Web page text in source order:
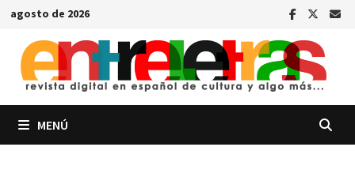
Saltar
contenido
agosto de 2026
MENÚ